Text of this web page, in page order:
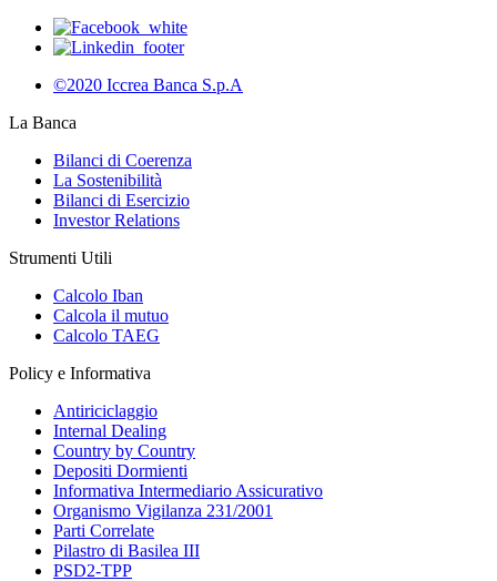
©2020 Iccrea Banca S.p.A
La Banca
Bilanci di Coerenza
La Sostenibilità
Bilanci di Esercizio
Investor Relations
Strumenti Utili
Calcolo Iban
Calcola il mutuo
Calcolo TAEG
Policy e Informativa
Antiriciclaggio
Internal Dealing
Country by Country
Depositi Dormienti
Informativa Intermediario Assicurativo
Organismo Vigilanza 231/2001
Parti Correlate
Pilastro di Basilea III
PSD2-TPP